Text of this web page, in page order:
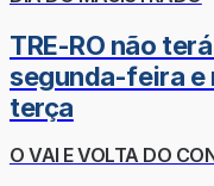
TRE-RO não
segunda-feira e
terça
O VAI E VOLTA DO